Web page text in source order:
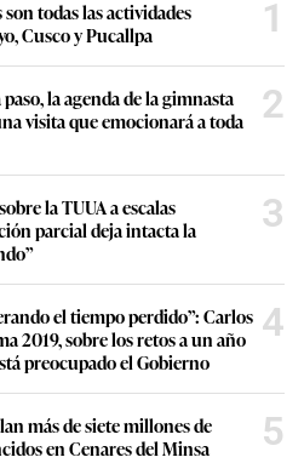
todas las actividades
Cusco y Pucallpa
1
la agenda de la gimnasta
visita que emocionará a toda
2
la TUUA a escalas
parcial deja intacta la
3
el tiempo perdido”: Carlos
2019, sobre los retos a un año
preocupado el Gobierno
4
más de siete millones de
en Cenares del Minsa
5